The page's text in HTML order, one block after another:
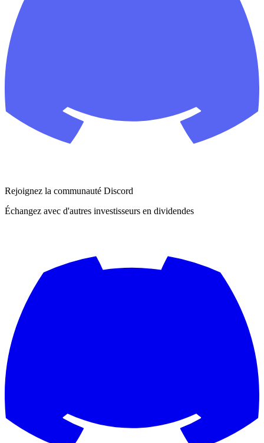
Rejoignez la communauté Discord
Échangez avec d'autres investisseurs en dividendes